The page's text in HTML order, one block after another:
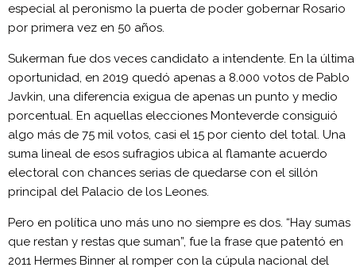
especial al peronismo la puerta de poder gobernar Rosario
por primera vez en 50 años.
Sukerman fue dos veces candidato a intendente. En la última
oportunidad, en 2019 quedó apenas a 8.000 votos de Pablo
Javkin, una diferencia exigua de apenas un punto y medio
porcentual. En aquellas elecciones Monteverde consiguió
algo más de 75 mil votos, casi el 15 por ciento del total. Una
suma lineal de esos sufragios ubica al flamante acuerdo
electoral con chances serias de quedarse con el sillón
principal del Palacio de los Leones.
Pero en política uno más uno no siempre es dos. “Hay sumas
que restan y restas que suman”, fue la frase que patentó en
2011 Hermes Binner al romper con la cúpula nacional del